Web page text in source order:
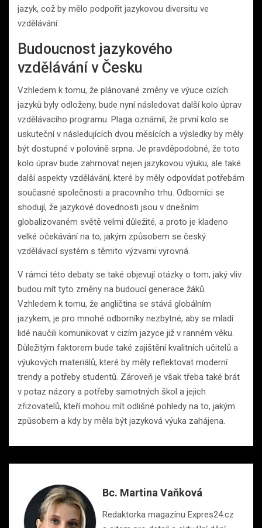
jazyk, což by mělo podpořit jazykovou diversitu ve
vzdělávání.
Budoucnost jazykového
vzdělávání v Česku
Vzhledem k tomu, že plánované změny ve výuce cizích
jazyků byly odloženy, bude nyní následovat další kolo úprav
vzdělávacího programu. Plaga oznámil, že první kolo se
uskuteční v následujících dvou měsících a výsledky by měly
být dostupné v polovině srpna. Je pravděpodobné, že toto
kolo úprav bude zahrnovat nejen jazykovou výuku, ale také
další aspekty vzdělávání, které by měly odpovídat potřebám
současné společnosti a pracovního trhu. Odborníci se
shodují, že jazykové dovednosti jsou v dnešním
globalizovaném světě velmi důležité, a proto je kladeno
velké očekávání na to, jakým způsobem se český
vzdělávací systém s těmito výzvami vyrovná.
V rámci této debaty se také objevují otázky o tom, jaký vliv
budou mít tyto změny na budoucí generace žáků.
Vzhledem k tomu, že angličtina se stává globálním
jazykem, je pro mnohé odborníky nezbytné, aby se mladí
lidé naučili komunikovat v cizím jazyce již v ranném věku.
Důležitým faktorem bude také zajištění kvalitních učitelů a
výukových materiálů, které by měly reflektovat moderní
trendy a potřeby studentů. Zároveň je však třeba také brát
v potaz názory a potřeby samotných škol a jejich
zřizovatelů, kteří mohou mít odlišné pohledy na to, jakým
způsobem a kdy by měla být jazyková výuka zahájena.
Bc. Martina Vaňková
Redaktorka magazínu Expres24.cz